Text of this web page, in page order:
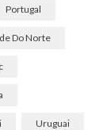
Portugal
Do Norte
Uruguai